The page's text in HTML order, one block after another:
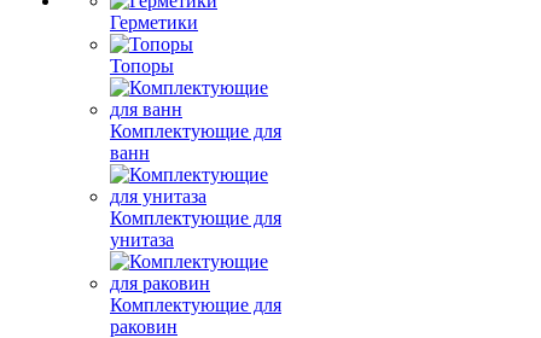
Герметики
Топоры
Комплектующие для
ванн
Комплектующие для
унитаза
Комплектующие для
раковин